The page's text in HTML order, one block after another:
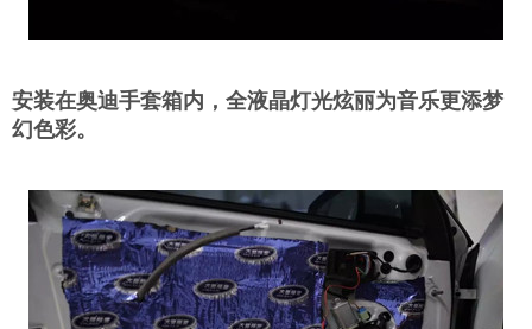
安装在奥迪手套箱内，全液晶灯光炫丽为音乐更添梦
幻色彩。